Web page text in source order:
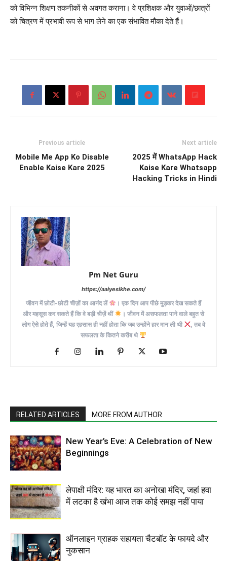
को विभिन्न शिक्षण तकनीकों से अवगत कराना। वे प्रशिक्षक और युवाओं/छात्रों
को चित्रण में प्रभावी रूप से भाग लेने का एक संभावित मौका देते हैं।
Previous article
Mobile Me App Ko Disable
Enable Kaise Kare 2025
Next article
2025 में WhatsApp Hack
Kaise Kare Whatsapp
Hacking Tricks in Hindi
Pm Net Guru
https://aaiyesikhe.com/
जीवन में छोटी-छोटी चीज़ों का आनंद लें
। एक दिन आप पीछे मुड़कर देख सकते हैं
और महसूस कर सकते हैं कि वे बड़ी चीज़ें थीं
। जीवन में असफलता पाने वाले बहुत से
लोग ऐसे होते हैं, जिन्हें यह एहसास ही नहीं होता कि जब उन्होंने हार मान ली थी
, तब वे
सफलता के कितने करीब थे
RELATED ARTICLES MORE FROM AUTHOR
New Year’s Eve: A Celebration of New
Beginnings
लेपाक्षी मंदिर: यह भारत का अनोखा मंदिर, जहां हवा
में लटका है खंभा आज तक कोई समझ नहीं पाया
ऑनलाइन ग्राहक सहायता चैटबॉट के फायदे और
नुकसान